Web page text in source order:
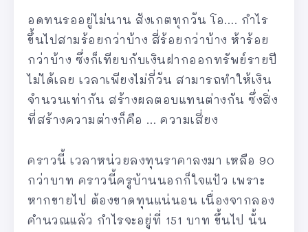
อดทนรออยู่ไม่นาน สังเกตทุกวัน โอ…. กำไร
ขึ้นไปสามร้อยกว่าบ้าง สี่ร้อยกว่าบ้าง ห้าร้อย
กว่าบ้าง ซึ่งก็เทียบกับเงินฝากออกทรัพย์รายปี
ไม่ได้เลย เวลาเพียงไม่กี่วัน สามารถทำให้เงิน
จำนวนเท่ากัน สร้างผลตอบแทนต่างกัน ซึ่งสิ่ง
ที่สร้างความต่างก็คือ … ความเสี่ยง
คราวนี้ เวลาหน่วยลงทุนราคาลงมา เหลือ 90
กว่าบาท คราวนี้ครูบ้านนอกก็ใจแป้ว เพราะ
หากขายไป ต้องขาดทุนแน่นอน เนื่องจากลอง
คำนวณแล้ว กำไรจะอยู่ที่ 151 บาท ขึ้นไป นั้น